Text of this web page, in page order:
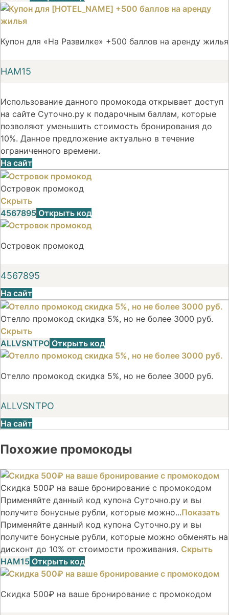
Купон для «На Развилке» +500 баллов на аренду жилья
НАМ15
Использование данного промокода открывает доступ
на сайте Суточно.ру к подарочным баллам, которые
позволяют уменьшить стоимость бронирования до
10%. Данное предложение актуально в течение
ограниченного времени.
На сайт
Островок промокод
Скрыть
4567895 Открыть код
Островок промокод
4567895
На сайт
Отелло промокод скидка 5%, но не более 3000 руб.
Скрыть
ALLVSNTPO Открыть код
Отелло промокод скидка 5%, но не более 3000 руб.
ALLVSNTPO
На сайт
Похожие промокоды
Скидка 500₽ на ваше бронирование с промокодом
Применяйте данный код купона Суточно.ру и вы
получите бонусные рубли, которые можно...Показать
Применяйте данный код купона Суточно.ру и вы
получите бонусные рубли, которые можно обменять на
дисконт до 10% от стоимости проживания. Скрыть
НАМ15 Открыть код
Скидка 500₽ на ваше бронирование с промокодом